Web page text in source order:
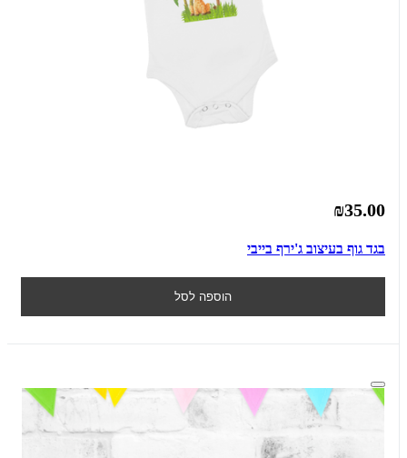
₪35.00
בגד גוף בעיצוב ג'ירף בייבי
הוספה לסל